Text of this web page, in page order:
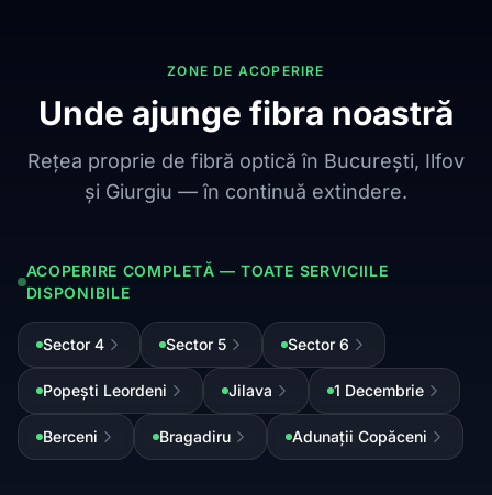
ZONE DE ACOPERIRE
Unde ajunge fibra noastră
Rețea proprie de fibră optică în București, Ilfov
și Giurgiu — în continuă extindere.
ACOPERIRE COMPLETĂ — TOATE SERVICIILE
DISPONIBILE
Sector 4 Sector 5 Sector 6
Popești Leordeni Jilava 1 Decembrie
Berceni Bragadiru Adunații Copăceni